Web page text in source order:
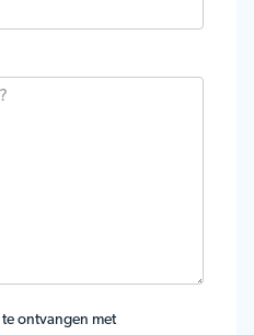
ontvangen met